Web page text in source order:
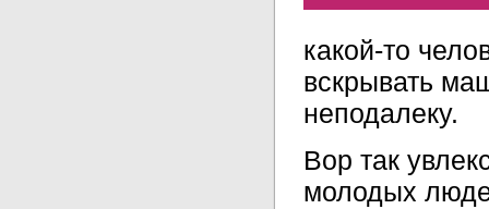
какой-то
вскрывать
неподалеку.
Вор так
молодых